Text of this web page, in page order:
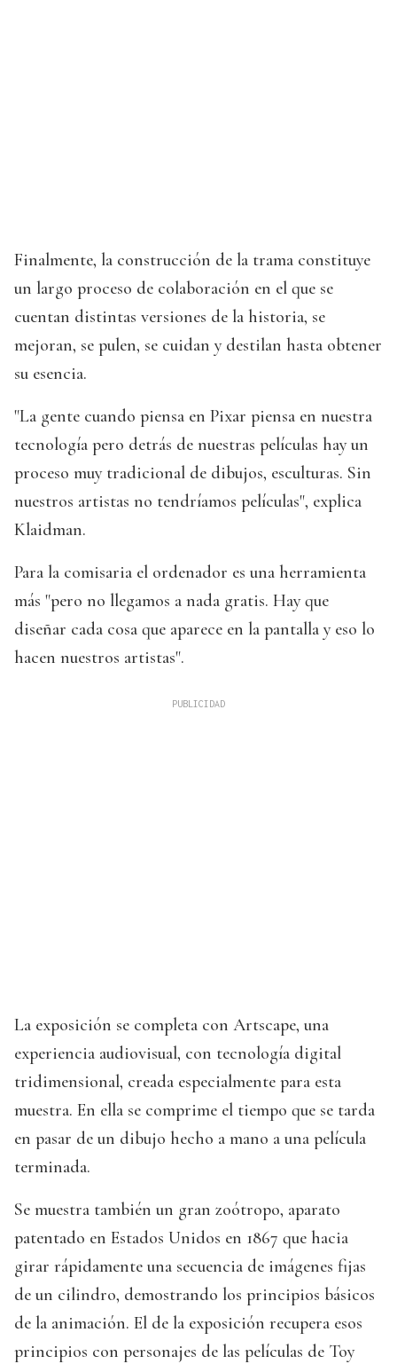
Finalmente, la construcción de la trama constituye
un largo proceso de colaboración en el que se
cuentan distintas versiones de la historia, se
mejoran, se pulen, se cuidan y destilan hasta obtener
su esencia.
"La gente cuando piensa en Pixar piensa en nuestra
tecnología pero detrás de nuestras películas hay un
proceso muy tradicional de dibujos, esculturas. Sin
nuestros artistas no tendríamos películas", explica
Klaidman.
Para la comisaria el ordenador es una herramienta
más "pero no llegamos a nada gratis. Hay que
diseñar cada cosa que aparece en la pantalla y eso lo
hacen nuestros artistas".
La exposición se completa con Artscape, una
experiencia audiovisual, con tecnología digital
tridimensional, creada especialmente para esta
muestra. En ella se comprime el tiempo que se tarda
en pasar de un dibujo hecho a mano a una película
terminada.
Se muestra también un gran zoótropo, aparato
patentado en Estados Unidos en 1867 que hacia
girar rápidamente una secuencia de imágenes fijas
de un cilindro, demostrando los principios básicos
de la animación. El de la exposición recupera esos
principios con personajes de las películas de Toy